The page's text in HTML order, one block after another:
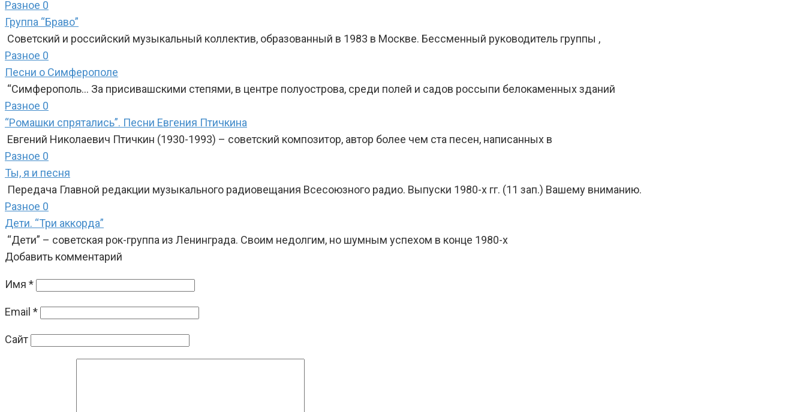
Разное 0
Группа “Браво”
Советский и российский музыкальный коллектив, образованный в 1983 в Москве. Бессменный руководитель группы ,
Разное 0
Песни о Симферополе
“Симферополь… За присивашскими степями, в центре полуострова, среди полей и садов россыпи белокаменных зданий
Разное 0
“Ромашки спрятались”. Песни Евгения Птичкина
Евгений Николаевич Птичкин (1930-1993) – советский композитор, автор более чем ста песен, написанных в
Разное 0
Ты, я и песня
Передача Главной редакции музыкального радиовещания Всесоюзного радио. Выпуски 1980-х гг. (11 зап.) Вашему вниманию.
Разное 0
Дети. “Три аккорда”
“Дети” – советская рок-группа из Ленинграда. Своим недолгим, но шумным успехом в конце 1980-х
Добавить комментарий
Имя *
Email *
Сайт